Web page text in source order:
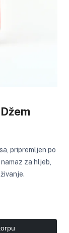
pripremljen po
za hljeb,